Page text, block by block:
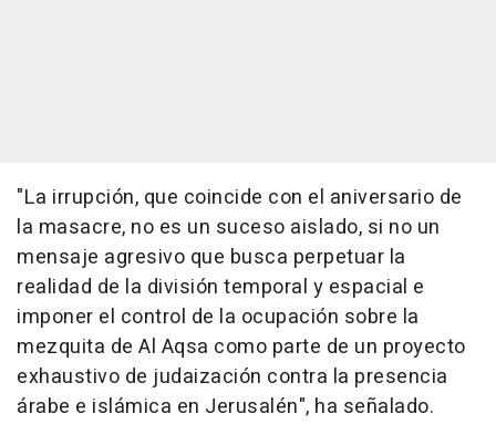
"La irrupción, que coincide con el aniversario de
la masacre, no es un suceso aislado, si no un
mensaje agresivo que busca perpetuar la
realidad de la división temporal y espacial e
imponer el control de la ocupación sobre la
mezquita de Al Aqsa como parte de un proyecto
exhaustivo de judaización contra la presencia
árabe e islámica en Jerusalén", ha señalado.